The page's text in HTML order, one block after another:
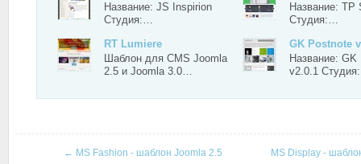
Название: JS Inspirion
Студия:…
Название: TP
Студия:…
RT Lumiere
Шаблон для CMS Joomla
2.5 и Joomla 3.0…
GK Postnote
Название: GK
v2.0.1
← MS Fashion - шаблон Joomla 2.5 MS Display -